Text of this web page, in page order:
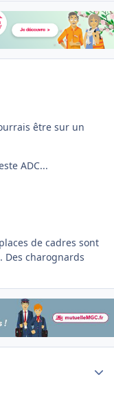
être sur un
ADC...
de cadres sont
Des charognards